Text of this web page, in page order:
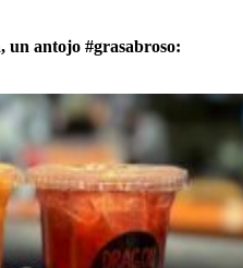
un antojo #grasabroso: